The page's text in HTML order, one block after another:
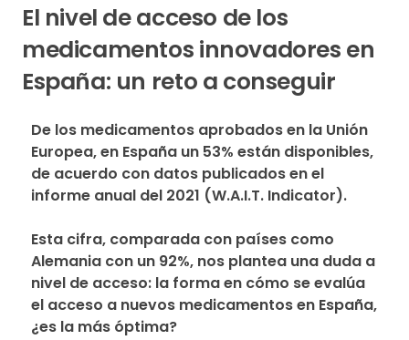
El nivel de acceso de los
medicamentos innovadores en
España: un reto a conseguir
De los medicamentos aprobados en la Unión
Europea, en España un 53% están disponibles,
de acuerdo con datos publicados en el
informe anual del 2021 (W.A.I.T. Indicator).
Esta cifra, comparada con países como
Alemania con un 92%, nos plantea una duda a
nivel de acceso: la forma en cómo se evalúa
el acceso a nuevos medicamentos en España,
¿es la más óptima?